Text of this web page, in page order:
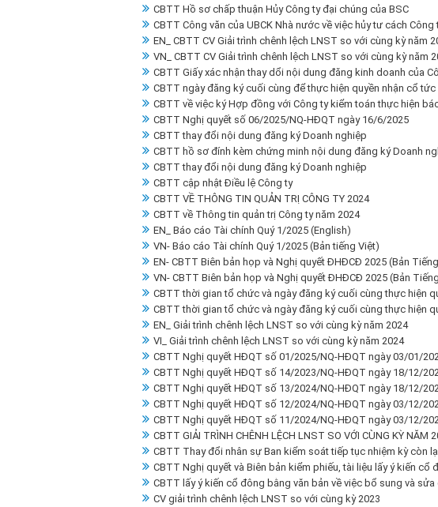
CBTT Hồ sơ chấp thuận Hủy Công ty đại chúng của BSC
CBTT Công văn của UBCK Nhà nước về việc hủy tư cách Công
EN_ CBTT CV Giải trình chênh lệch LNST so với cùng kỳ năm
VN_ CBTT CV Giải trình chênh lệch LNST so với cùng kỳ năm
CBTT Giấy xác nhận thay dổi nội dung đăng kinh doanh của
CBTT ngày đăng ký cuối cùng để thực hiện quyền nhận cổ tức
CBTT về việc ký Hợp đồng với Công ty kiểm toán thực hiện
CBTT Nghị quyết số 06/2025/NQ-HĐQT ngày 16/6/2025
CBTT thay đổi nội dung đăng ký Doanh nghiệp
CBTT hồ sơ đính kèm chứng minh nội dung đăng ký Doanh
CBTT thay đổi nội dung đăng ký Doanh nghiệp
CBTT cập nhật Điều lệ Công ty
CBTT VỀ THÔNG TIN QUẢN TRỊ CÔNG TY 2024
CBTT về Thông tin quản trị Công ty năm 2024
EN_ Báo cáo Tài chính Quý 1/2025 (English)
VN- Báo cáo Tài chính Quý 1/2025 (Bản tiếng Việt)
EN- CBTT Biên bản họp và Nghị quyết ĐHĐCĐ 2025 (Bản
VN- CBTT Biên bản họp và Nghị quyết ĐHĐCĐ 2025 (Bản
CBTT thời gian tổ chức và ngày đăng ký cuối cùng thực hiện
CBTT thời gian tổ chức và ngày đăng ký cuối cùng thực hiện
EN_ Giải trình chênh lệch LNST so với cùng kỳ năm 2024
VI_ Giải trình chênh lệch LNST so với cùng kỳ năm 2024
CBTT Nghị quyết HĐQT số 01/2025/NQ-HĐQT ngày 03/01/
CBTT Nghị quyết HĐQT số 14/2023/NQ-HĐQT ngày 18/12/
CBTT Nghị quyết HĐQT số 13/2024/NQ-HĐQT ngày 18/12/
CBTT Nghị quyết HĐQT số 12/2024/NQ-HĐQT ngày 03/12/
CBTT Nghị quyết HĐQT số 11/2024/NQ-HĐQT ngày 03/12/
CBTT GIẢI TRÌNH CHÊNH LỆCH LNST SO VỚI CÙNG KỲ NĂM
CBTT Thay đổi nhân sự Ban kiểm soát tiếp tục nhiệm kỳ còn
CBTT Nghị quyết và Biên bản kiểm phiếu, tài liệu lấy ý kiến cổ
CBTT lấy ý kiến cổ đông bằng văn bản về việc bổ sung và
CV giải trình chênh lệch LNST so với cùng kỳ 2023